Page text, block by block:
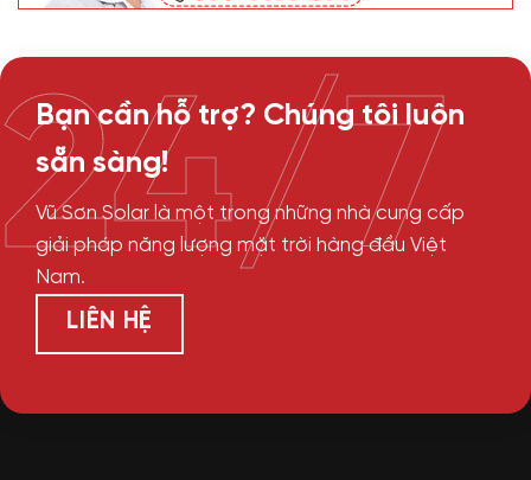
Bạn cần hỗ trợ? Chúng tôi luôn
sẵn sàng!
Vũ Sơn Solar là một trong những nhà cung cấp
giải pháp năng lượng mặt trời hàng đầu Việt
Nam.
LIÊN HỆ
24/7